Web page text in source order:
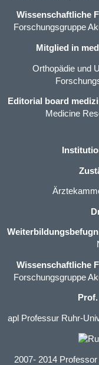
Wissenschaftliche
Forschungsgruppe
Mitglied in
Orthopädie und
Editorial board
Medicine
Wissenschaftliche
Forschungsgruppe
apl Professur Ruhr-
2007- 2014